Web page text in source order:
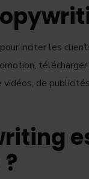
inciter les
de